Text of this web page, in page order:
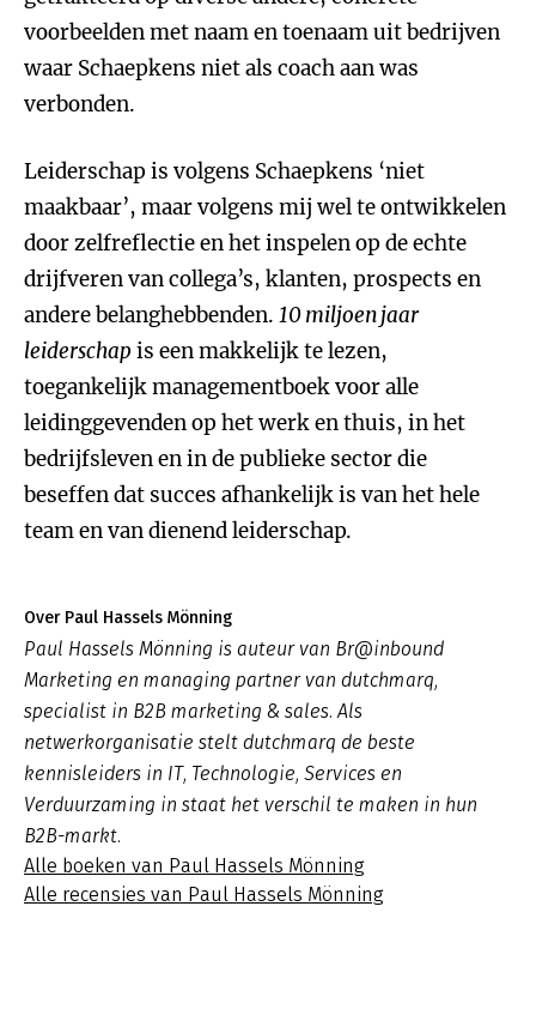
voorbeelden met naam en toenaam uit bedrijven
waar Schaepkens niet als coach aan was
verbonden.
Leiderschap is volgens Schaepkens ‘niet
maakbaar’, maar volgens mij wel te ontwikkelen
door zelfreflectie en het inspelen op de echte
drijfveren van collega’s, klanten, prospects en
andere belanghebbenden. 10 miljoen jaar
leiderschap is een makkelijk te lezen,
toegankelijk managementboek voor alle
leidinggevenden op het werk en thuis, in het
bedrijfsleven en in de publieke sector die
beseffen dat succes afhankelijk is van het hele
team en van dienend leiderschap.
Over Paul Hassels Mönning
Paul Hassels Mönning is auteur van Br@inbound
Marketing en managing partner van dutchmarq,
specialist in B2B marketing & sales. Als
netwerkorganisatie stelt dutchmarq de beste
kennisleiders in IT, Technologie, Services en
Verduurzaming in staat het verschil te maken in hun
B2B-markt.
Alle boeken van Paul Hassels Mönning
Alle recensies van Paul Hassels Mönning